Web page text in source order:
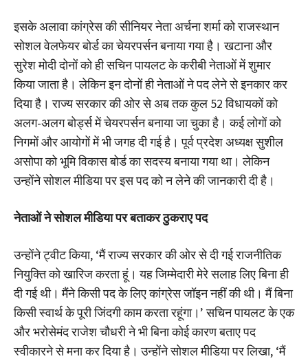
इसके अलावा कांग्रेस की सीनियर नेता अर्चना शर्मा को राजस्थान
सोशल वेलफेयर बोर्ड का चेयरपर्सन बनाया गया है। खटाना और
सुरेश मोदी दोनों को ही सचिन पायलट के करीबी नेताओं में शुमार
किया जाता है। लेकिन इन दोनों ही नेताओं ने पद लेने से इनकार कर
दिया है। राज्य सरकार की ओर से अब तक कुल 52 विधायकों को
अलग-अलग बोर्ड्स में चेयरपर्सन बनाया जा चुका है। कई लोगों को
निगमों और आयोगों में भी जगह दी गई है। पूर्व प्रदेश अध्यक्ष सुशील
असोपा को भूमि विकास बोर्ड का सदस्य बनाया गया था। लेकिन
उन्होंने सोशल मीडिया पर इस पद को न लेने की जानकारी दी है।
नेताओं ने सोशल मीडिया पर बताकर ठुकराए पद
उन्होंने ट्वीट किया, ‘मैं राज्य सरकार की ओर से दी गई राजनीतिक
नियुक्ति को खारिज करता हूं। यह जिम्मेदारी मेरे सलाह लिए बिना ही
दी गई थी। मैंने किसी पद के लिए कांग्रेस जॉइन नहीं की थी। मैं बिना
किसी स्वार्थ के पूरी जिंदगी काम करता रहूंगा।’ सचिन पायलट के एक
और भरोसेमंद राजेश चौधरी ने भी बिना कोई कारण बताए पद
स्वीकारने से मना कर दिया है। उन्होंने सोशल मीडिया पर लिखा, ‘मैं